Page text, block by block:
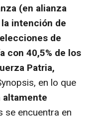
(en alianza
intención de
de
con 40,5% de los
Patria,
en lo que
altamente
se encuentra en